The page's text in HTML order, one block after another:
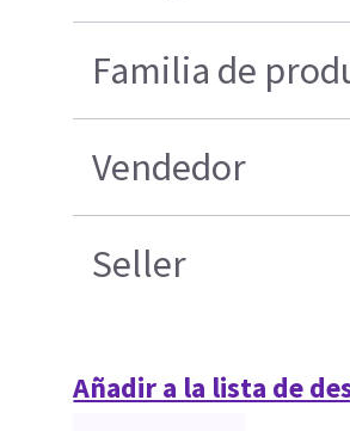
Familia de
Vendedor
Seller
Añadir a la lista de